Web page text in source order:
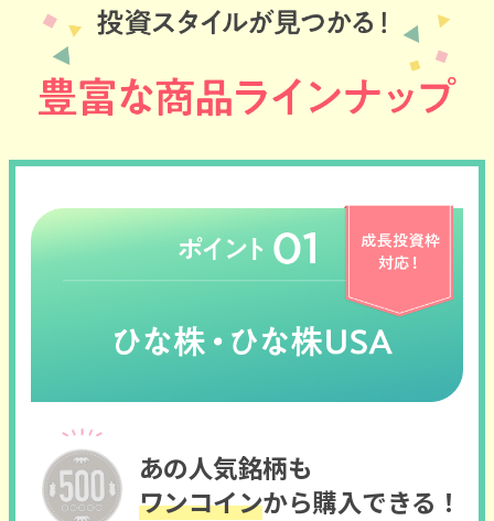
あの人気銘柄も
ワンコインから購入できる！